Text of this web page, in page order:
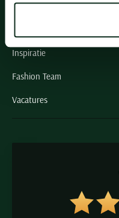
Paul & Shark specialist
Inspiratie
Fashion Team
Vacatures